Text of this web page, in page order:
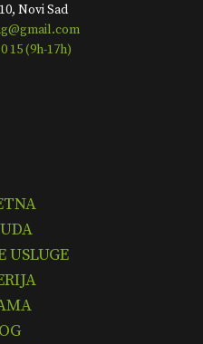
Novi Sad
15 (9h-17h)
USLUGE